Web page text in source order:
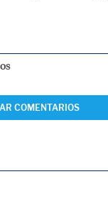
COMENTARIOS